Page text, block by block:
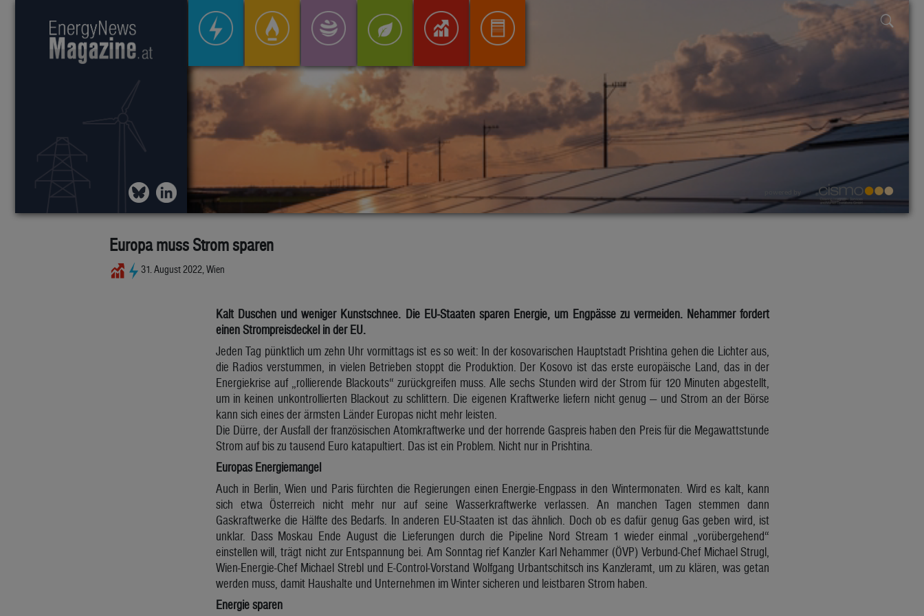
Europa muss Strom sparen
31. August 2022, Wien
Kalt Duschen und weniger Kunstschnee. Die EU-Staaten sparen Energie, um Engpässe zu vermeiden. Nehammer fordert
einen Strompreisdeckel in der EU.
Jeden Tag pünktlich um zehn Uhr vormittags ist es so weit: In der kosovarischen Hauptstadt Prishtina gehen die Lichter aus,
die Radios verstummen, in vielen Betrieben stoppt die Produktion. Der Kosovo ist das erste europäische Land, das in der
Energiekrise auf „rollierende Blackouts“ zurückgreifen muss. Alle sechs Stunden wird der Strom für 120 Minuten abgestellt,
um in keinen unkontrollierten Blackout zu schlittern. Die eigenen Kraftwerke liefern nicht genug — und Strom an der Börse
kann sich eines der ärmsten Länder Europas nicht mehr leisten.
Die Dürre, der Ausfall der französischen Atomkraftwerke und der horrende Gaspreis haben den Preis für die Megawattstunde
Strom auf bis zu tausend Euro katapultiert. Das ist ein Problem. Nicht nur in Prishtina.
Europas Energiemangel
Auch in Berlin, Wien und Paris fürchten die Regierungen einen Energie-Engpass in den Wintermonaten. Wird es kalt, kann
sich etwa Österreich nicht mehr nur auf seine Wasserkraftwerke verlassen. An manchen Tagen stemmen dann
Gaskraftwerke die Hälfte des Bedarfs. In anderen EU-Staaten ist das ähnlich. Doch ob es dafür genug Gas geben wird, ist
unklar. Dass Moskau Ende August die Lieferungen durch die Pipeline Nord Stream 1 wieder einmal „vorübergehend“
einstellen will, trägt nicht zur Entspannung bei. Am Sonntag rief Kanzler Karl Nehammer (ÖVP) Verbund-Chef Michael Strugl,
Wien-Energie-Chef Michael Strebl und E-Control-Vorstand Wolfgang Urbantschitsch ins Kanzleramt, um zu klären, was getan
werden muss, damit Haushalte und Unternehmen im Winter sicheren und leistbaren Strom haben.
Energie sparen